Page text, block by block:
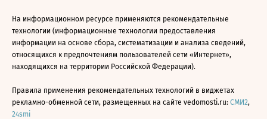
На информационном ресурсе применяются рекомендательные
технологии (информационные технологии предоставления
информации на основе сбора, систематизации и анализа сведений,
относящихся к предпочтениям пользователей сети «Интернет»,
находящихся на территории Российской Федерации).
Правила применения рекомендательных технологий в виджетах
рекламно-обменной сети, размещенных на сайте vedomosti.ru: СМИ2,
24smi